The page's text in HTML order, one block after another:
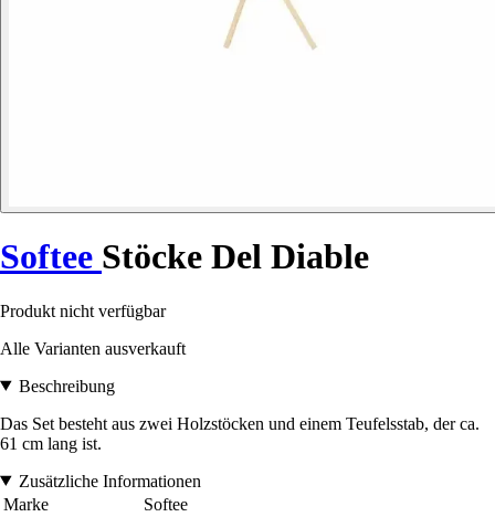
Softee Stöcke Del Diable
Produkt nicht verfügbar
Alle Varianten ausverkauft
Beschreibung
Das Set besteht aus zwei Holzstöcken und einem Teufelsstab, der ca.
61 cm lang ist.
Zusätzliche Informationen
Marke
Softee